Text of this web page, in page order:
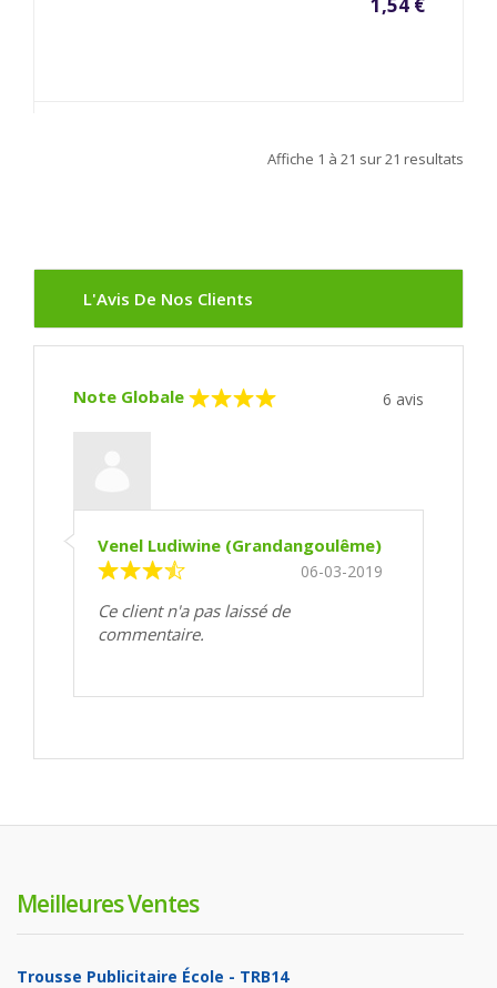
Affiche 1 à 21 sur21 resultats
L'Avis De Nos Clients
Note Globale 6 avis
Venel Ludiwine (Grandangoulême)
06-03-2019
Ce client n'a pas laissé de
commentaire.
Meilleures Ventes
Trousse Publicitaire École - TRB14